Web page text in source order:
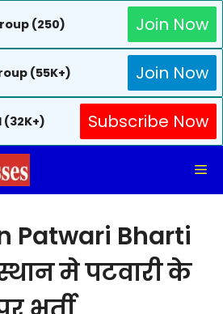
(250) Join Now
(55K+) Join Now
Subscribe Now
Patwari Bharti
मे पटवारी के